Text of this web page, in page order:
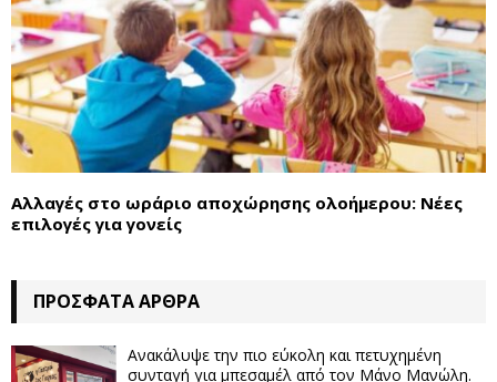
Αλλαγές στο ωράριο αποχώρησης ολοήμερου: Νέες
επιλογές για γονείς
ΠΡΌΣΦΑΤΑ ΆΡΘΡΑ
Ανακάλυψε την πιο εύκολη και πετυχημένη
συνταγή για μπεσαμέλ από τον Μάνο Μανώλη.